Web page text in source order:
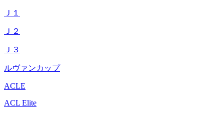
Ｊ１
Ｊ２
Ｊ３
ルヴァンカップ
ACLE
ACL Elite